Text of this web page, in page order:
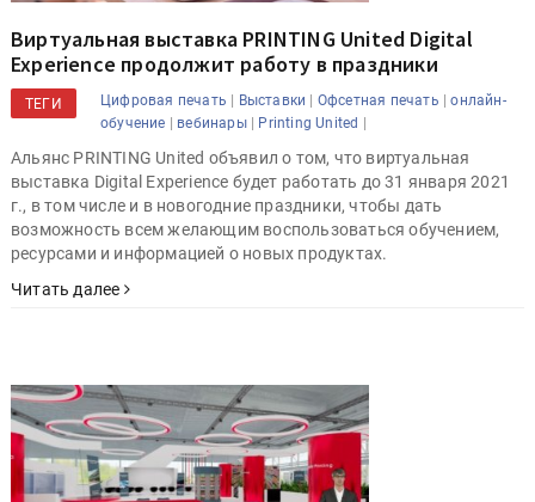
Виртуальная выставка PRINTING United Digital
Experience продолжит работу в праздники
ТЕГИ Цифровая печать | Выставки | Офсетная печать |онлайн-
обучение | вебинары| Printing United |
Альянс PRINTING United объявил о том, что виртуальная
выставка Digital Experience будет работать до 31 января 2021
г., в том числе и в новогодние праздники, чтобы дать
возможность всем желающим воспользоваться обучением,
ресурсами и информацией о новых продуктах.
Читать далее